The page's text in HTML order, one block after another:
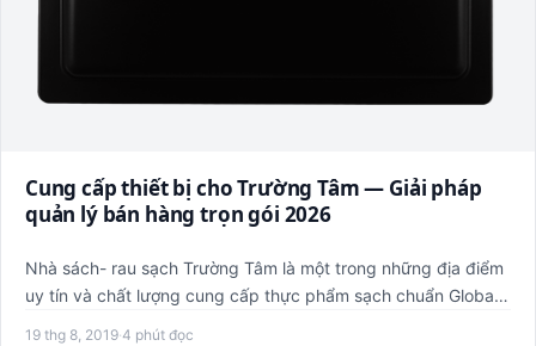
Cung cấp thiết bị cho Trường Tâm — Giải pháp
quản lý bán hàng trọn gói 2026
Nhà sách- rau sạch Trường Tâm là một trong những địa điểm
uy tín và chất lượng cung cấp thực phẩm sạch chuẩn Global
19 thg 8, 2019·4 phút đọc